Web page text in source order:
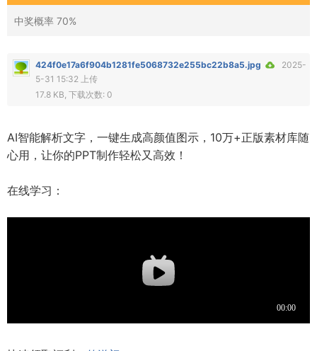
中奖概率 70%
424f0e17a6f904b1281fe5068732e255bc22b8a5.jpg
2025-
5-31 15:32 上传
17.8 KB, 下载次数: 0
AI智能解析文字，一键生成高颜值图示，10万+正版素材库随
心用，让你的PPT制作轻松又高效！
在线学习：